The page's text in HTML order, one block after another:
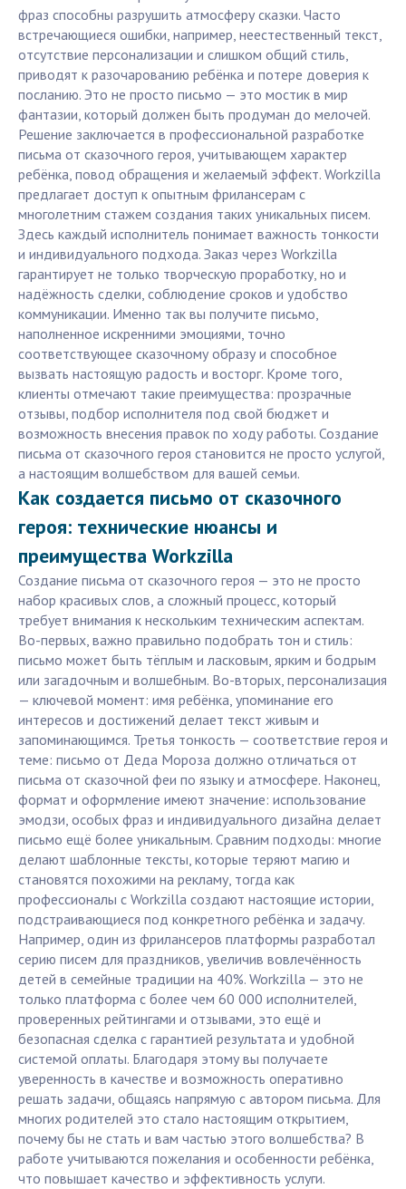
фраз способны разрушить атмосферу сказки. Часто
встречающиеся ошибки, например, неестественный текст,
отсутствие персонализации и слишком общий стиль,
приводят к разочарованию ребёнка и потере доверия к
посланию. Это не просто письмо — это мостик в мир
фантазии, который должен быть продуман до мелочей.
Решение заключается в профессиональной разработке
письма от сказочного героя, учитывающем характер
ребёнка, повод обращения и желаемый эффект. Workzilla
предлагает доступ к опытным фрилансерам с
многолетним стажем создания таких уникальных писем.
Здесь каждый исполнитель понимает важность тонкости
и индивидуального подхода. Заказ через Workzilla
гарантирует не только творческую проработку, но и
надёжность сделки, соблюдение сроков и удобство
коммуникации. Именно так вы получите письмо,
наполненное искренними эмоциями, точно
соответствующее сказочному образу и способное
вызвать настоящую радость и восторг. Кроме того,
клиенты отмечают такие преимущества: прозрачные
отзывы, подбор исполнителя под свой бюджет и
возможность внесения правок по ходу работы. Создание
письма от сказочного героя становится не просто услугой,
а настоящим волшебством для вашей семьи.
Как создается письмо от сказочного
героя: технические нюансы и
преимущества Workzilla
Создание письма от сказочного героя — это не просто
набор красивых слов, а сложный процесс, который
требует внимания к нескольким техническим аспектам.
Во-первых, важно правильно подобрать тон и стиль:
письмо может быть тёплым и ласковым, ярким и бодрым
или загадочным и волшебным. Во-вторых, персонализация
— ключевой момент: имя ребёнка, упоминание его
интересов и достижений делает текст живым и
запоминающимся. Третья тонкость — соответствие героя и
теме: письмо от Деда Мороза должно отличаться от
письма от сказочной феи по языку и атмосфере. Наконец,
формат и оформление имеют значение: использование
эмодзи, особых фраз и индивидуального дизайна делает
письмо ещё более уникальным. Сравним подходы: многие
делают шаблонные тексты, которые теряют магию и
становятся похожими на рекламу, тогда как
профессионалы с Workzilla создают настоящие истории,
подстраивающиеся под конкретного ребёнка и задачу.
Например, один из фрилансеров платформы разработал
серию писем для праздников, увеличив вовлечённость
детей в семейные традиции на 40%. Workzilla — это не
только платформа с более чем 60 000 исполнителей,
проверенных рейтингами и отзывами, это ещё и
безопасная сделка с гарантией результата и удобной
системой оплаты. Благодаря этому вы получаете
уверенность в качестве и возможность оперативно
решать задачи, общаясь напрямую с автором письма. Для
многих родителей это стало настоящим открытием,
почему бы не стать и вам частью этого волшебства? В
работе учитываются пожелания и особенности ребёнка,
что повышает качество и эффективность услуги.